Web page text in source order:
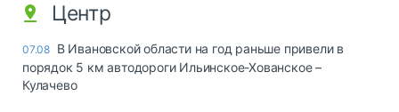
Центр
07.08 В Ивановской области на год раньше привели в
порядок 5 км автодороги Ильинское-Хованское –
Кулачево